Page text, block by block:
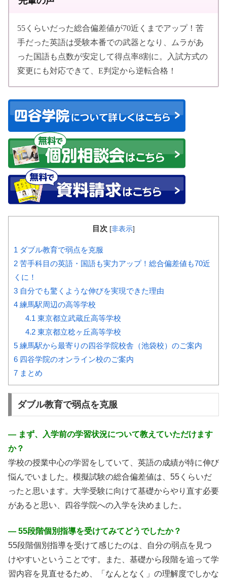
55くらいだった総合偏差値が70近くまでアップ！苦
手だった英語は受験本番での武器となり、ムラがあ
った国語も点数が安定して得点率8割に。入試方式の
変更にも対応できて、E判定から逆転合格！
目次 [非表示]
1 ダブル教育で弱点を克服
2 苦手科目の英語・国語も実力アップ！総合偏差値も70近
くに！
3 自分でも驚くような伸びを実現できた理由
4 練馬駅周辺の高等学校
4.1 東京都立武蔵丘高等学校
4.2東京都立稔ヶ丘高等学校
5 練馬駅から最寄りの四谷学院校舎（池袋校）のご案内
6 四谷学院のオンライン校のご案内
7 まとめ
ダブル教育で弱点を克服
― まず、入学前の学習状況について教えていただけます
か？
学校の授業中心の学習をしていて、英語の成績が特に伸び
悩んでいました。模擬試験の総合偏差値は、55くらいだ
ったと思います。大学受験に向けて基礎からやり直す必要
があると思い、四谷学院への入学を決めました。
― 55段階個別指導を受けてみてどうでしたか？
55段階個別指導を受けて感じたのは、自分の弱点を見つ
けやすいということです。また、基礎から段階を追って学
習内容を見直せるため、「なんとなく」の理解度でしかな